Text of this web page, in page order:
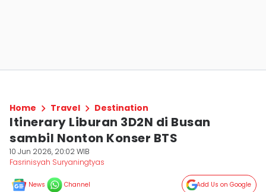
Home Travel Destination
Itinerary Liburan 3D2N di Busan
sambil Nonton Konser BTS
10 Jun 2026, 20:02 WIB
Fasrinisyah Suryaningtyas
News Channel Add Us on Google